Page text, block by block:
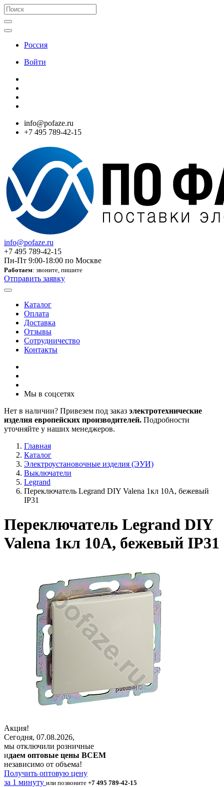
Россия
Войти
info@pofaze.ru
+7 495 789-42-15
info@pofaze.ru
+7 495 789-42-15
Пн-Пт 9:00-18:00 по Москве
Работаем: звоните, пишите
Отправить заявку
Каталог
Оплата
Доставка
Отзывы
Сотрудничество
Контакты
Мы в соцсетях
Нет в наличии? Привезем под заказ электротехнические
изделия европейских производителей. Подробности
уточняйте у наших менеджеров.
Главная
Каталог
Электроустановочные изделия (ЭУИ)
Выключатели
Legrand
Переключатель Legrand DIY Valena 1кл 10А, бежевый
IP31
Переключатель Legrand DIY
Valena 1кл 10А, бежевый IP31
Акция!
Сегодня, 07.08.2026,
мы отключили розничные
идаем оптовые цены ВСЕМ
независимо от объема!
Получить оптовую цену
за 1 минуту или позвоните +7 495 789-42-15